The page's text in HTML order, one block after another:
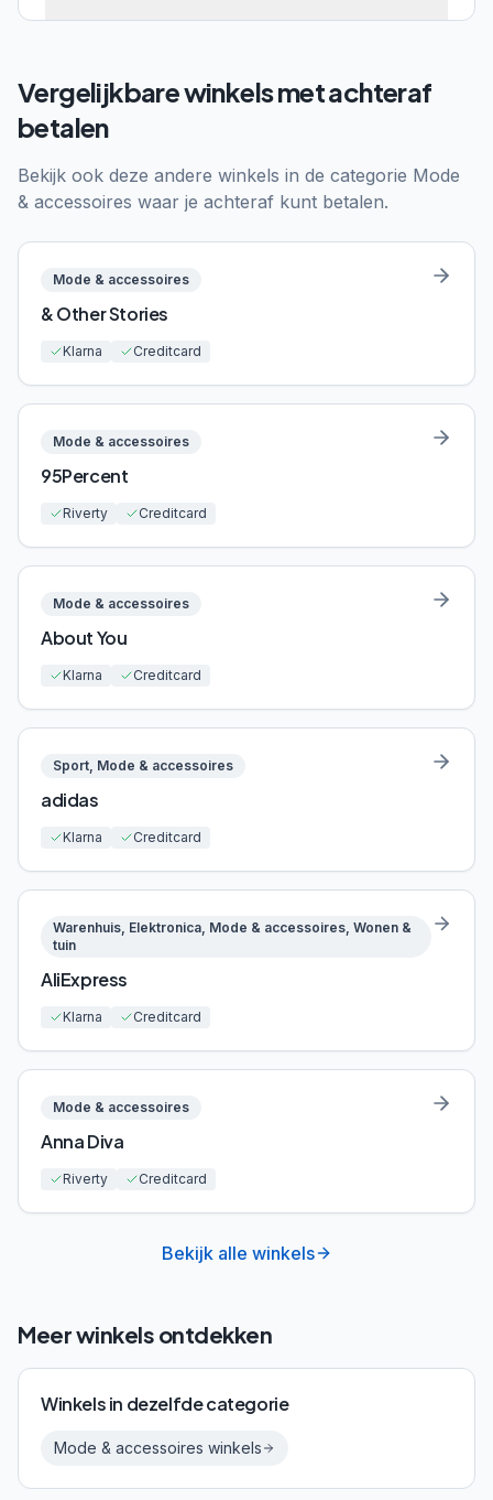
Vergelijkbare winkels met achteraf
betalen
Bekijk ook deze andere winkels in de categorie Mode
& accessoires waar je achteraf kunt betalen.
Mode & accessoires
& Other Stories
Klarna Creditcard
Mode & accessoires
95Percent
Riverty Creditcard
Mode & accessoires
About You
Klarna Creditcard
Sport, Mode & accessoires
adidas
Klarna Creditcard
Warenhuis, Elektronica, Mode & accessoires, Wonen &
tuin
AliExpress
Klarna Creditcard
Mode & accessoires
Anna Diva
Riverty Creditcard
Bekijk alle winkels
Meer winkels ontdekken
Winkels in dezelfde categorie
Mode & accessoires winkels